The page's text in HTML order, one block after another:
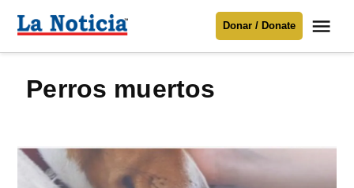
Para mantenerte informado necesitamos
contenido
Noticia
Donar / Donate
perros muertos